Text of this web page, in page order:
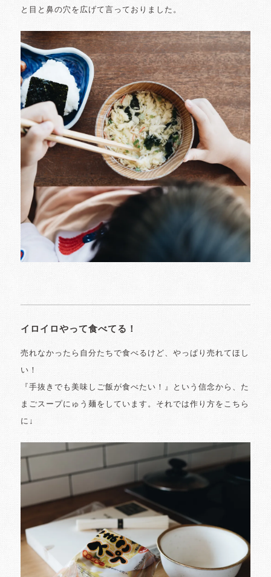
と目と鼻の穴を広げて言っておりました。
イロイロやって食べてる！
売れなかったら自分たちで食べるけど、やっぱり売れてほし
い！
『手抜きでも美味しご飯が食べたい！』という信念から、た
まごスープにゅう麺をしています。それでは作り方をこちら
に↓